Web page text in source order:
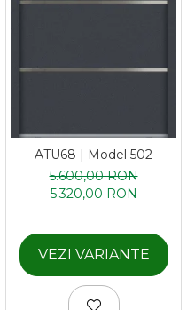
ATU68 | Model 502
5.600,00 RON
5.320,00 RON
VEZI VARIANTE